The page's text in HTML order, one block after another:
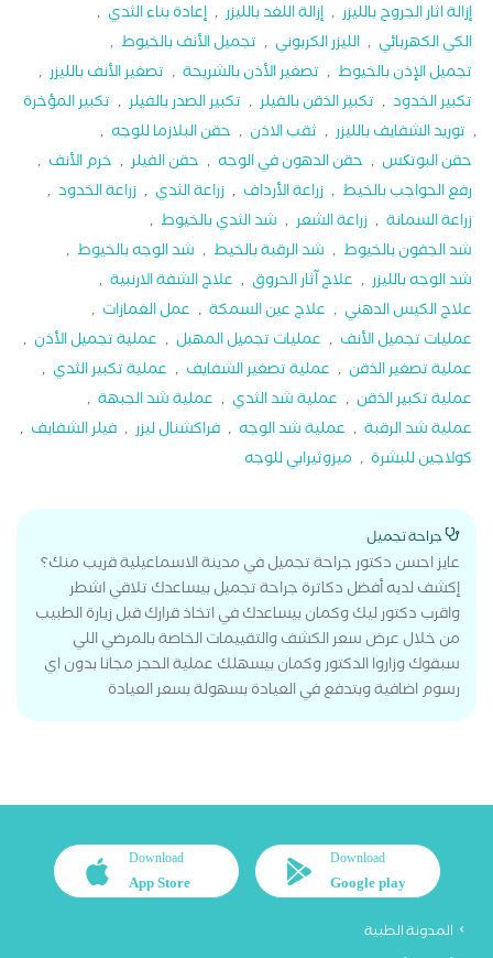
إزالة اثار الجروح بالليزر , إزالة اللغد بالليزر , إعادة بناء الثدي ,
الكي الكهربائي , الليزر الكربوني , تجميل الأنف بالخيوط ,
تجميل الإذن بالخيوط , تصغير الأذن بالشريحة , تصغير الأنف بالليزر ,
تكبير الخدود , تكبير الذقن بالفيلر , تكبير الصدر بالفيلر , تكبير المؤخرة
, توريد الشفايف بالليزر , ثقب الاذن , حقن البلازما للوجه ,
حقن البوتکس , حقن الدهون في الوجه , حقن الفيلر , خرم الأنف ,
رفع الحواجب بالخيط , زراعة الأرداف , زراعة الثدي , زراعة الخدود ,
زراعة السمانة , زراعة الشعر , شد الثدي بالخيوط ,
شد الجفون بالخيوط , شد الرقبة بالخيط , شد الوجه بالخيوط ,
شد الوجه بالليزر , علاج آثار الحروق , علاج الشفة الارنبية ,
علاج الكيس الدهني , علاج عين السمكة , عمل الغمازات ,
عمليات تجميل الأنف , عمليات تجميل المهبل , عملية تجميل الأذن ,
عملية تصغير الذقن , عملية تصغير الشفايف , عملية تكبير الثدي ,
عملية تكبير الذقن , عملية شد الثدي , عملية شد الجبهة ,
عملية شد الرقبة , عملية شد الوجه , فراكشنال ليزر , فيلر الشفايف ,
كولاجين للبشرة , ميزوثيرابي للوجه
جراحة تجميل
عايز احسن دكتور جراحة تجميل في مدينة الاسماعيلية قريب منك؟
إكشف لديه أفضل دكاترة جراحة تجميل بيساعدك تلاقي اشطر
واقرب دكتور ليك وكمان بيساعدك في اتخاذ قرارك قبل زيارة الطبيب
من خلال عرض سعر الكشف والتقييمات الخاصة بالمرضي اللي
سبقوك وزاروا الدكتور وكمان بيسهلك عملية الحجز مجانا بدون اي
رسوم اضافية وبتدفع في العيادة بسهولة بسعر العيادة
Download
Google play
Download
App Store
المدونة الطبية